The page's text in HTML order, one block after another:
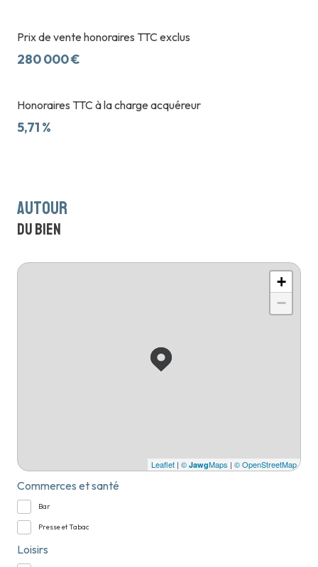
Prix de vente honoraires TTC exclus
280 000 €
Honoraires TTC à la charge acquéreur
5,71 %
autour
du bien
+
−
Leaflet | © JawgMaps | © OpenStreetMap
Commerces et santé
Bar
Presse et Tabac
Loisirs